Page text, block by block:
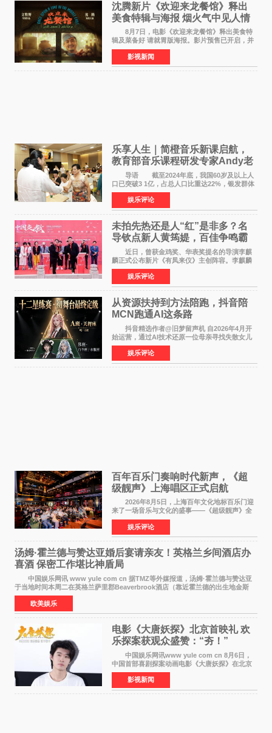
沈腾新片《欢迎来龙餐馆》释出
美食特辑与海报 烟火气中见人情
温暖
8月7日，电影《欢迎来龙餐馆》释出美食特
辑及菜备好 请就胃版海报。影片预售已开启，并
将于8月8日至10日14:00-21:00举行全国超前点
映。电影《欢迎来龙餐馆》作为战争美食喜剧大
片，讲述了中国
影视新闻
乐享人生｜简橙音乐新课启航，
教育部音乐课程研发专家Andy老
师重磅入驻领航银龄琴声
导语 截至2024年底，我国60岁及以上人
口已突破3 1亿，占总人口比重达22%，银发群体
的精神文化需求日益凸显。2024年1月，国务院办
公厅印发《关于发展银发经济增进老年人福祉的
意见》——这是
娱乐评论
未拍先热还是人“红”是非多？名
导钦点新人黄筠媞，百佳争鸣霸
气回应
近日，曾获金鸡奖、华表奖提名的导演李麒
麟正式公布新片《有凤来仪》主创阵容。李麒麟
早年凭电影《华容道》获得金鸡奖、华表奖提
名，此后长期参与国内外电影制作，其担任制片
人参与的作品亦曾
娱乐评论
从资源扶持到方法陪跑，抖音陪
MCN跑通AI这条路
抖音精选作者@旧梦留声机 自2026年4月开
始运营，通过AI技术还原一位母亲寻找失散女儿
的故事，凭借强情感表达获得大量用户关注，发
布仅21小时便获得超1亿曝光、超1000万互动。
此后，账号持续沿
娱乐评论
百年百乐门奏响时代新声，《超
级靓声》上海唱区正式启航
2026年8月5日，上海百年文化地标百乐门迎
来了一场音乐与文化的盛事——《超级靓声》全
国励志音乐公益节目上海唱区新闻发布会暨启动
仪式在此隆重举行。各界领导、嘉宾与媒体朋友
齐聚一堂，共同
娱乐评论
汤姆·霍兰德与赞达亚婚后宴请亲友！英格兰乡间酒店办
喜酒 保密工作堪比神盾局
中国娱乐网讯 www yule com cn 据TMZ等外媒报道，汤姆·霍兰德与赞达亚
于当地时间本周二在英格兰萨里郡Beaverbrook酒店（靠近霍兰德的出生地金斯
顿）举办婚宴，邀请家人与朋友们喝喜酒，庆祝
欧美娱乐
电影《大唐妖探》北京首映礼 欢
乐探案获观众盛赞：“夯！”
中国娱乐网讯www yule com cn 8月6日，
中国首部喜剧探案动画电影《大唐妖探》在北京
举办电影首映礼。导演程腾、联合导演黄珉、总
制片人曹紫建、制片人李莹莹，配音导演张喆，
对白指导程寅，领
影视新闻